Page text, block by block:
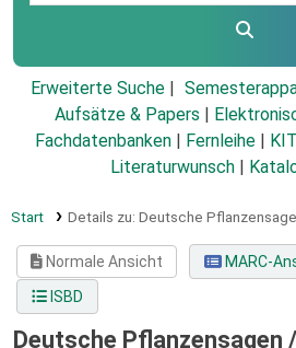
Erweiterte Suche
Aufsätze & Papers
Fachdatenbanken
Fernleihe
Literaturwunsch
Start Details zu: Deutsche
Normale Ansicht
MARC-
ISBD
Deutsche Pflanzensagen /